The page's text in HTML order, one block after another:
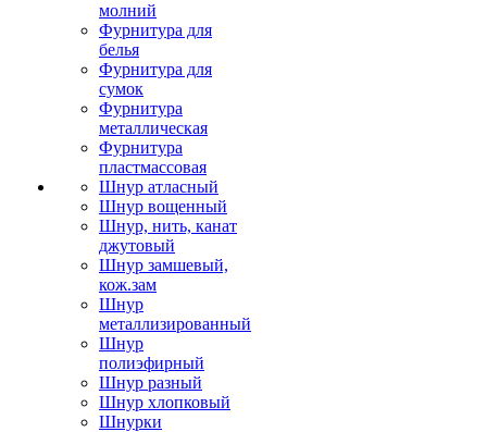
молний
Фурнитура для
белья
Фурнитура для
сумок
Фурнитура
металлическая
Фурнитура
пластмассовая
Шнур атласный
Шнур вощенный
Шнур, нить, канат
джутовый
Шнур замшевый,
кож.зам
Шнур
металлизированный
Шнур
полиэфирный
Шнур разный
Шнур хлопковый
Шнурки